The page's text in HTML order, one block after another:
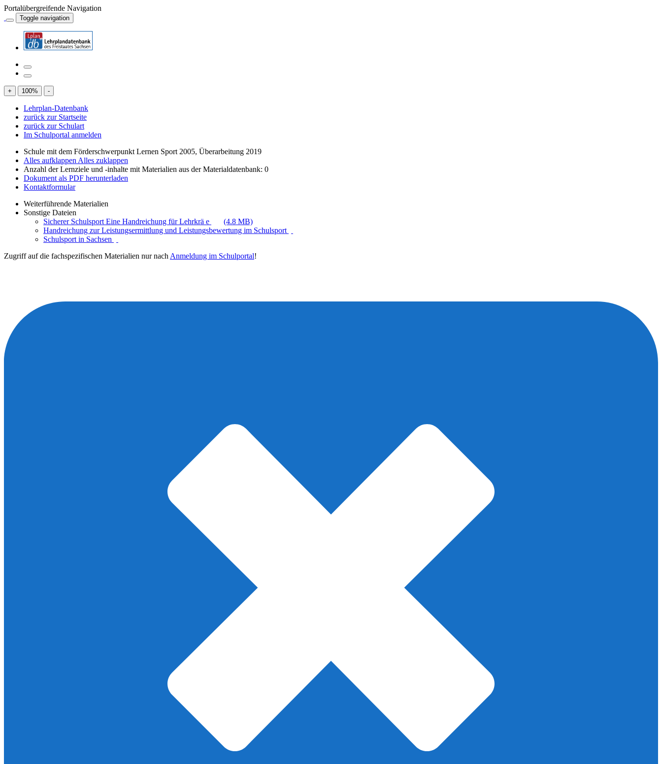
Portalübergreifende Navigation
Toggle navigation
+ 100% -
Lehrplan-Datenbank
zurück zur Startseite
zurück zur Schulart
Im Schulportal anmelden
Schule mit dem Förderschwerpunkt Lernen Sport 2005, Überarbeitung 2019
Alles aufklappen Alles zuklappen
Anzahl der Lernziele und -inhalte mit Materialien aus der Materialdatenbank: 0
Dokument als PDF herunterladen
Kontaktformular
Weiterführende Materialien
Sonstige Dateien
Sicherer Schulsport Eine Handreichung für Lehrkrä e
(4.8 MB)
Handreichung zur Leistungsermittlung und Leistungsbewertung im Schulsport
Schulsport in Sachsen
Zugriff auf die fachspezifischen Materialien nur nach Anmeldung im Schulportal!